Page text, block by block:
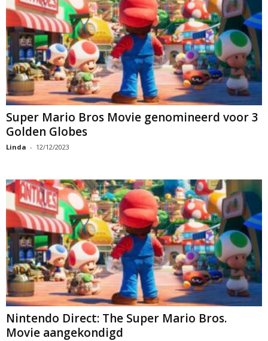
Super Mario Bros Movie genomineerd voor 3
Golden Globes
Linda - 12/12/2023
Nintendo Direct: The Super Mario Bros.
Movie aangekondigd